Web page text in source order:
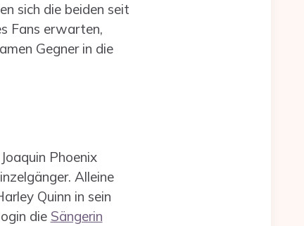
sich die beiden seit
Fans erwarten,
Gegner in die
Phoenix
Alleine
Quinn in sein
die Sängerin